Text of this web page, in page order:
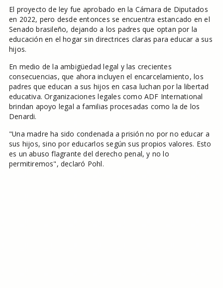
El proyecto de ley fue aprobado en la Cámara de Diputados
en 2022, pero desde entonces se encuentra estancado en el
Senado brasileño, dejando a los padres que optan por la
educación en el hogar sin directrices claras para educar a sus
hijos.
En medio de la ambigüedad legal y las crecientes
consecuencias, que ahora incluyen el encarcelamiento, los
padres que educan a sus hijos en casa luchan por la libertad
educativa. Organizaciones legales como ADF International
brindan apoyo legal a familias procesadas como la de los
Denardi.
"Una madre ha sido condenada a prisión no por no educar a
sus hijos, sino por educarlos según sus propios valores. Esto
es un abuso flagrante del derecho penal, y no lo
permitiremos", declaró Pohl.